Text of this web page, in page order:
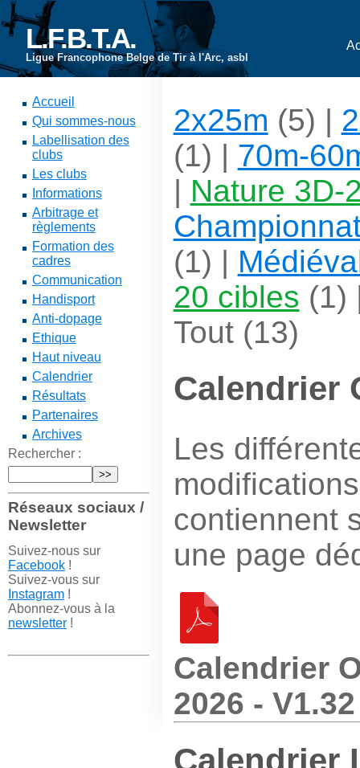
L.F.B.T.A.
Ligue Francophone Belge de Tir à l'Arc, asbl
Accueil
Qui sommes-nous
Labellisation des
clubs
Les clubs
Informations
Arbitrage et
règlements
Formation des
cadres
Communication
Handisport
Anti-dopage
Ethique
Haut niveau
Calendrier
Résultats
Partenaires
Archives
Rechercher :
Réseaux sociaux /
Newsletter
Suivez-nous sur
Facebook!
Suivez-vous sur
Instagram!
Abonnez-vous à la
newsletter!
2x25m (5) |
(1) | 70m-
| Nature 3D-
(1) |
20 cibles
Tout(13)
Calendrier
Les
contiennent
une page
Calendrier
2026 -
Calendrier